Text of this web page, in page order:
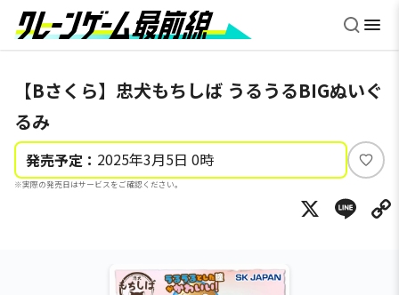
【Bさくら】忠犬もちしば うるうるBIGぬいぐ
るみ
発売予定： 2025年3月5日 0時
※実際の発売日はサービスをご確認ください。
い
ね
X